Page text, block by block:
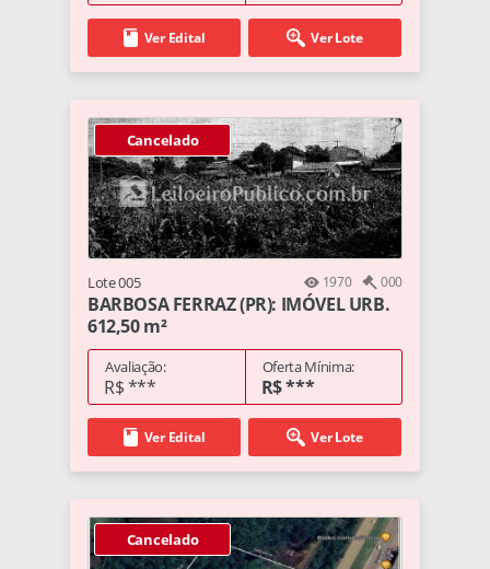
Ver Edital Ver Lote
Cancelado
Lote 005 1970 000
BARBOSA FERRAZ (PR): IMÓVEL URB.
612,50 m²
Avaliação:
R$ ***
Oferta Mínima:
R$ ***
Ver Edital Ver Lote
Cancelado